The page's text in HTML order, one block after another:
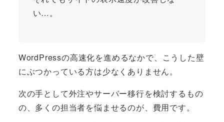
い…。
WordPressの高速化を進めるなかで、こうした壁
にぶつかっている方は少なくありません。
次の手として外注やサーバー移行を検討するもの
の、多くの担当者を悩ませるのが、費用です。